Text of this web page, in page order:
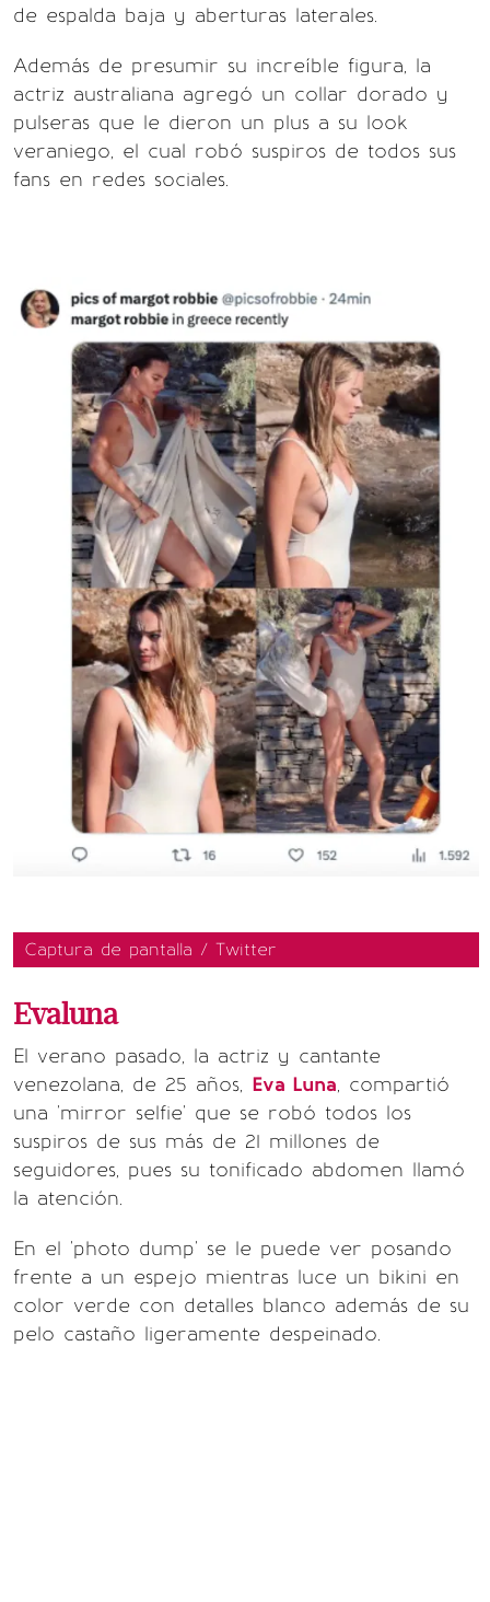
de espalda baja y aberturas laterales.
Además de presumir su increíble figura, la
actriz australiana agregó un collar dorado y
pulseras que le dieron un plus a su look
veraniego, el cual robó suspiros de todos sus
fans en redes sociales.
Captura de pantalla / Twitter
Evaluna
El verano pasado, la actriz y cantante
venezolana, de 25 años, Eva Luna, compartió
una 'mirror selfie' que se robó todos los
suspiros de sus más de 21 millones de
seguidores, pues su tonificado abdomen llamó
la atención.
En el 'photo dump' se le puede ver posando
frente a un espejo mientras luce un bikini en
color verde con detalles blanco además de su
pelo castaño ligeramente despeinado.